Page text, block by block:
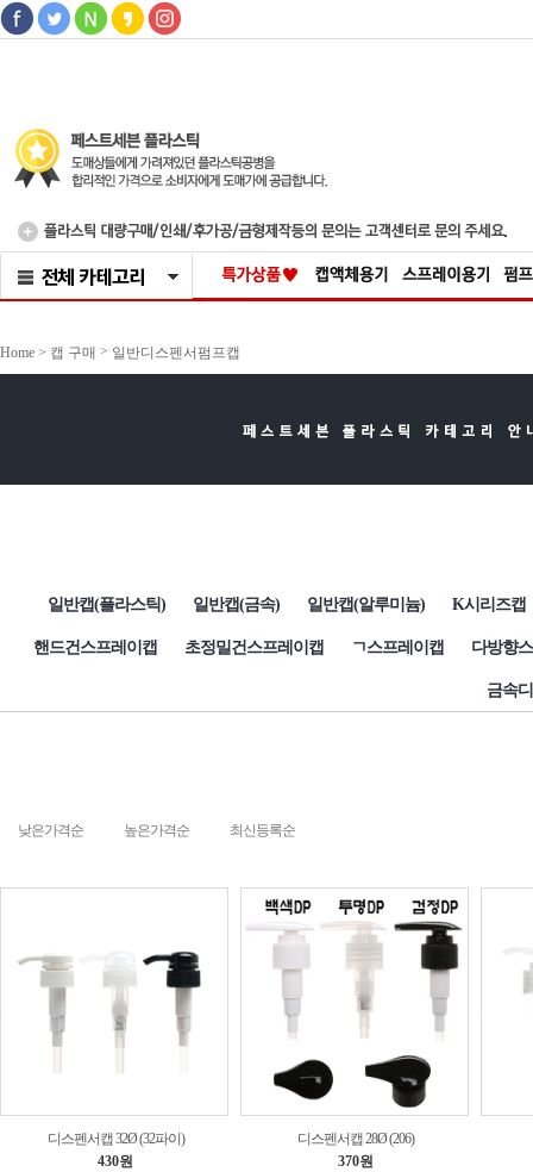
Home > 캡 구매 > 일반디스펜서펌프캡
일반캡(플라스틱) 일반캡(금속) 일반캡(알루미늄) K시리즈캡
핸드건스프레이캡 초정밀건스프레이캡 ㄱ스프레이캡 다방향
금속
낮은가격순 높은가격순 최신등록순
디스펜서캡 32Ø (32파이)
430원
디스펜서캡 28Ø (206)
370원